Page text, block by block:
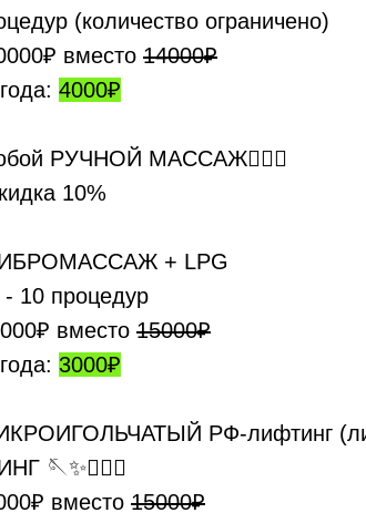
(количество ограничено)
вместо 14000₽
4000₽
РУЧНОЙ МАССАЖ💆🏼‍♀
10%
+ LPG
- 10 процедур
вместо 15000₽
3000₽
РФ-лифтинг
🪡✨💁🏼‍♀
вместо 15000₽